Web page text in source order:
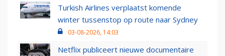
Turkish Airlines verplaatst komende
winter tussenstop op route naar Sydney
03-08-2026, 14:03
Netflix publiceert nieuwe documentaire